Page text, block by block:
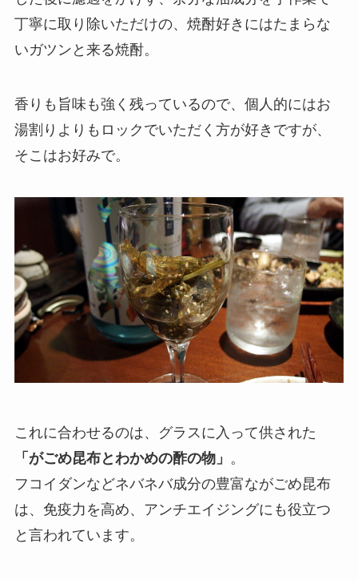
丁寧に取り除いただけの、焼酎好きにはたまらな
いガツンと来る焼酎。
香りも旨味も強く残っているので、個人的にはお
湯割りよりもロックでいただく方が好きですが、
そこはお好みで。
これに合わせるのは、グラスに入って供された
「がごめ昆布とわかめの酢の物」 。
フコイダンなどネバネバ成分の豊富ながごめ昆布
は、免疫力を高め、アンチエイジングにも役立つ
と言われています。